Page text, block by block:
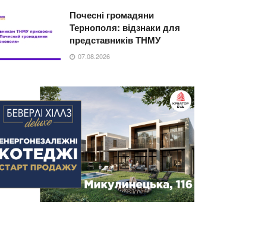
Почесні громадяни
Тернополя: відзнаки для
представників ТНМУ
07.08.2026